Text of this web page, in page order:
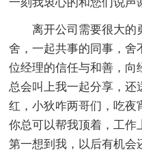
离开公司需要很大的
舍，一起共事的同事，
位经理的信任与和善，向
总会叫上我一起分享，还
红，小狄咋两哥们，吃夜
你总可以帮我顶着，工作
第一想到我，以后有机会